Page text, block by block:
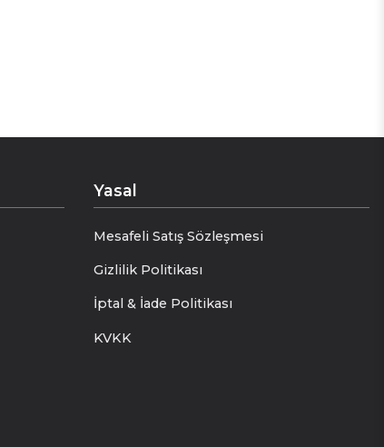
Yasal
Mesafeli Satış Sözleşmesi
Gizlilik Politikası
İptal & İade Politikası
KVKK